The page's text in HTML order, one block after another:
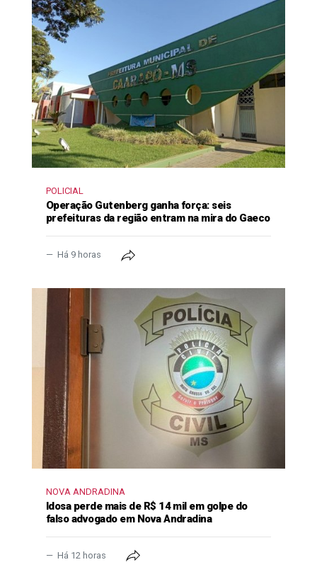
POLICIAL
Operação Gutenberg ganha força: seis
prefeituras da região entram na mira do Gaeco
Há 9 horas
NOVA ANDRADINA
Idosa perde mais de R$ 14 mil em golpe do
falso advogado em Nova Andradina
Há 12 horas